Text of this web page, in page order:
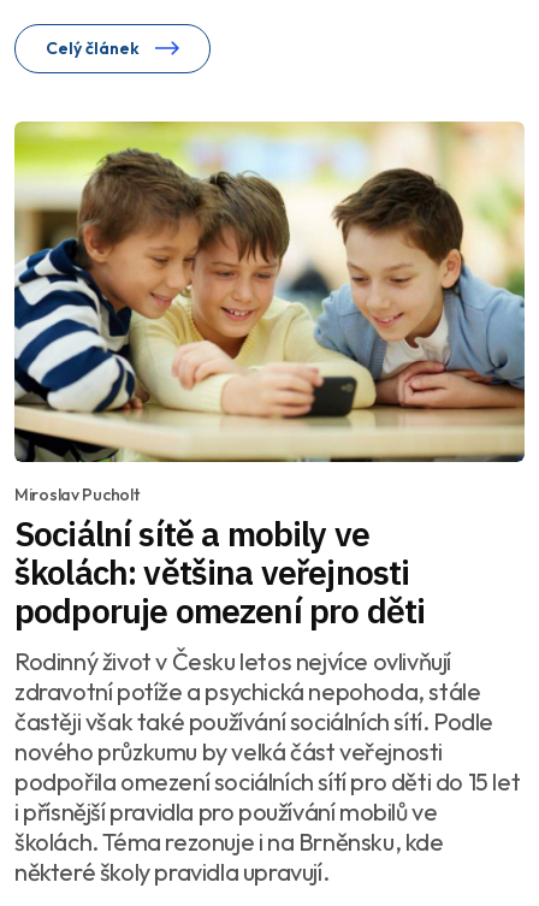
Celý článek
Miroslav Pucholt
Sociální sítě a mobily ve
školách: většina veřejnosti
podporuje omezení pro děti
Rodinný život v Česku letos nejvíce ovlivňují
zdravotní potíže a psychická nepohoda, stále
častěji však také používání sociálních sítí. Podle
nového průzkumu by velká část veřejnosti
podpořila omezení sociálních sítí pro děti do 15 let
i přísnější pravidla pro používání mobilů ve
školách. Téma rezonuje i na Brněnsku, kde
některé školy pravidla upravují.